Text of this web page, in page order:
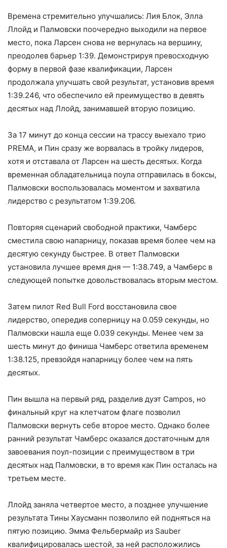
Времена стремительно улучшались: Лия Блок, Элла
Ллойд и Палмовски поочередно выходили на первое
место, пока Ларсен снова не вернулась на вершину,
преодолев барьер 1:39. Демонстрируя превосходную
форму в первой фазе квалификации, Ларсен
продолжала улучшать свой результат, установив время
1:39.246, что обеспечило ей преимущество в девять
десятых над Ллойд, занимавшей вторую позицию.
За 17 минут до конца сессии на трассу выехало трио
PREMA, и Пин сразу же ворвалась в тройку лидеров,
хотя и отставала от Ларсен на шесть десятых. Когда
временная обладательница поула отправилась в боксы,
Палмовски воспользовалась моментом и захватила
лидерство с результатом 1:39.206.
Повторяя сценарий свободной практики, Чамберс
сместила свою напарницу, показав время более чем на
десятую секунду быстрее. В ответ Палмовски
установила лучшее время дня — 1:38.749, а Чамберс в
следующей попытке довольствовалась вторым местом.
Затем пилот Red Bull Ford восстановила свое
лидерство, опередив соперницу на 0.059 секунды, но
Палмовски нашла еще 0.039 секунды. Менее чем за
шесть минут до финиша Чамберс ответила временем
1:38.125, превзойдя напарницу более чем на пять
десятых.
Пин вышла на первый ряд, разделив дуэт Campos, но
финальный круг на клетчатом флаге позволил
Палмовски вернуть себе второе место. Однако более
ранний результат Чамберс оказался достаточным для
завоевания поул-позиции с преимуществом в три
десятых над Палмовски, в то время как Пин осталась на
третьем месте.
Ллойд заняла четвертое место, а позднее улучшение
результата Тины Хаусманн позволило ей подняться на
пятую позицию. Эмма Фельбермайр из Sauber
квалифицировалась шестой, за ней расположились